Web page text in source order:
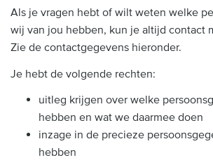
Als je vragen hebt of wilt weten welke
wij van jou hebben, kun je altijd contact
Zie de contactgegevens hieronder.
Je hebt de volgende rechten:
uitleg krijgen over welke
hebben en wat we daarmee doen
inzage in de precieze
hebben